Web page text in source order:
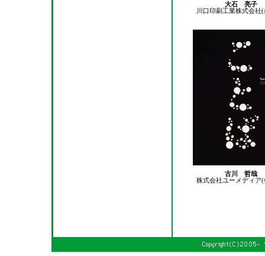
大石 亮子
川口印刷工業株式会社
古川 哲哉
株式会社ユーメディア